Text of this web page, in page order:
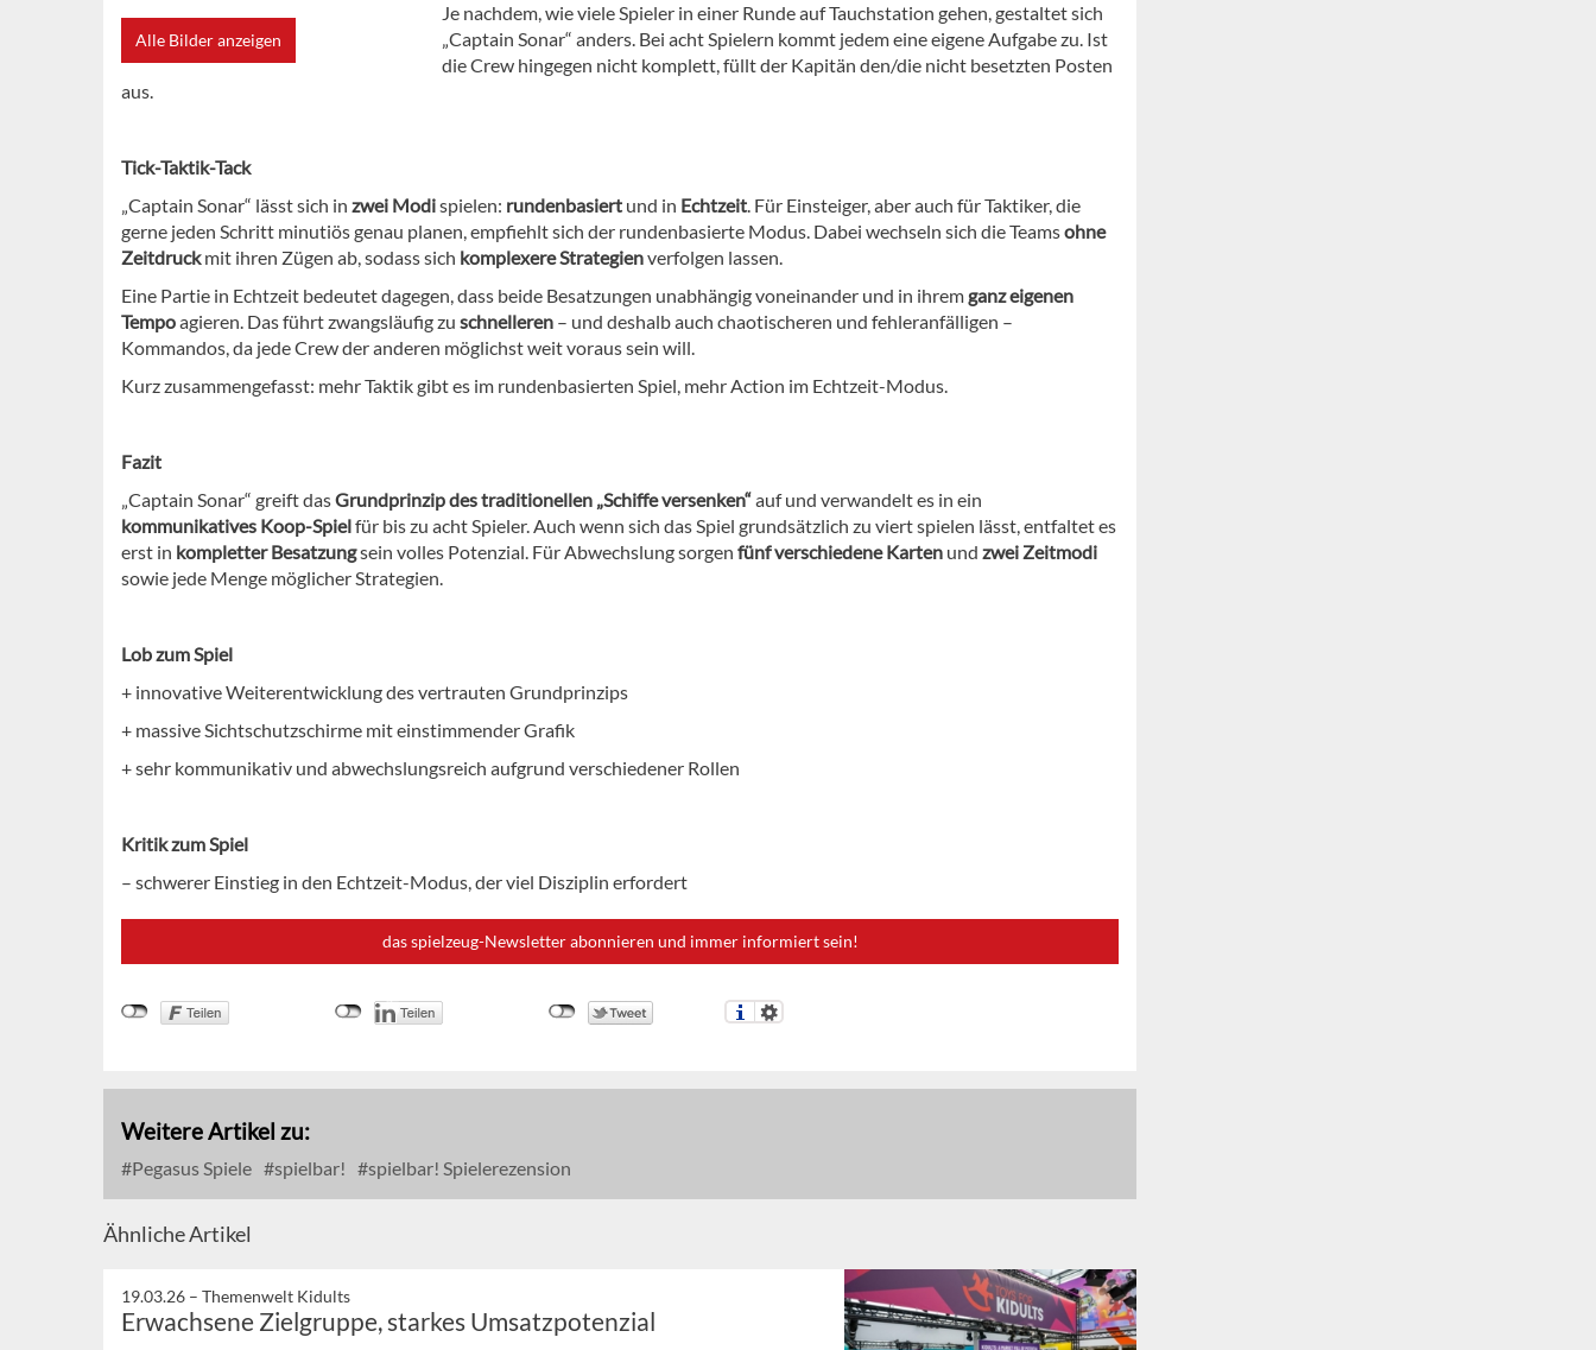
Alle Bilder anzeigen
Je nachdem, wie viele Spieler in einer Runde auf Tauchstation gehen, gestaltet sich
„Captain Sonar“ anders. Bei acht Spielern kommt jedem eine eigene Aufgabe zu. Ist
die Crew hingegen nicht komplett, füllt der Kapitän den/die nicht besetzten Posten
aus.
Tick-Taktik-Tack
„Captain Sonar“ lässt sich in zwei Modispielen: rundenbasiert und in Echtzeit. Für Einsteiger, aber auch für Taktiker, die
gerne jeden Schritt minutiös genau planen, empfiehlt sich der rundenbasierte Modus. Dabei wechseln sich die Teamsohne
Zeitdruckmit ihren Zügen ab, sodass sich komplexere Strategienverfolgen lassen.
Eine Partie in Echtzeit bedeutet dagegen, dass beide Besatzungen unabhängig voneinander und in ihremganz eigenen
Tempoagieren. Das führt zwangsläufig zu schnelleren – und deshalb auch chaotischeren und fehleranfälligen –
Kommandos, da jede Crew der anderen möglichst weit voraus sein will.
Kurz zusammengefasst: mehr Taktik gibt es im rundenbasierten Spiel, mehr Action im Echtzeit-Modus.
Fazit
„Captain Sonar“ greift dasGrundprinzip des traditionellen „Schiffe versenken“auf und verwandelt es in ein
kommunikatives Koop-Spielfür bis zu acht Spieler. Auch wenn sich das Spiel grundsätzlich zu viert spielen lässt, entfaltet es
erst in kompletter Besatzungsein volles Potenzial. Für Abwechslung sorgen fünf verschiedene Karten und zwei Zeitmodi
sowie jede Menge möglicher Strategien.
Lob zum Spiel
+ innovative Weiterentwicklung des vertrauten Grundprinzips
+ massive Sichtschutzschirme mit einstimmender Grafik
+ sehr kommunikativ und abwechslungsreich aufgrund verschiedener Rollen
Kritik zum Spiel
– schwerer Einstieg in den Echtzeit-Modus, der viel Disziplin erfordert
das spielzeug-Newsletter abonnieren und immer informiert sein!
Weitere Artikel zu:
Pegasus Spiele spielbar! spielbar! Spielerezension
Ähnliche Artikel
19.03.26 – Themenwelt Kidults
Erwachsene Zielgruppe, starkes Umsatzpotenzial